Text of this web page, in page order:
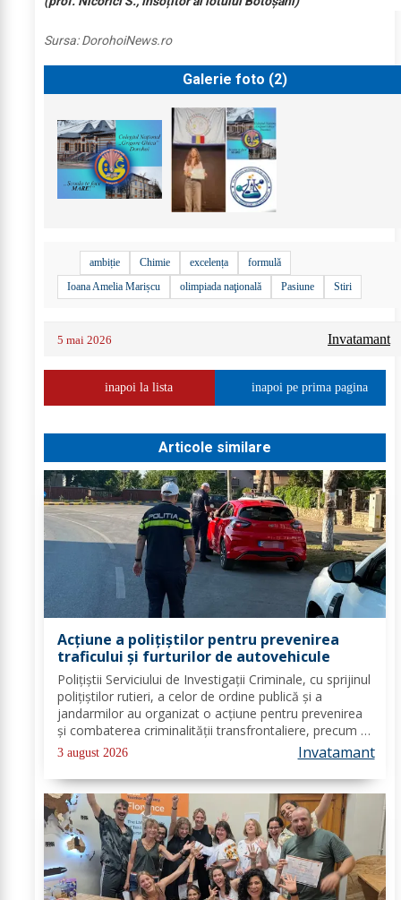
Sursa:DorohoiNews.ro
Galerie foto (2)
ambiție Chimie excelența
formulă
Ioana Amelia Marișcu
olimpiada naţională Pasiune Stiri
5 mai 2026 Invatamant
inapoi la lista inapoi pe prima pagina
Articole similare
Acțiune a polițiștilor pentru prevenirea
traficului și furturilor de autovehicule
Polițiștii Serviciului de Investigații Criminale, cu sprijinul
polițiștilor rutieri, a celor de ordine publică și a
jandarmilor au organizat o acțiune pentru prevenirea
și combaterea criminalității transfrontaliere, precum și
pentru combaterea traficului și furturilor de
autovehicule, pe raza...
3 august 2026 Invatamant